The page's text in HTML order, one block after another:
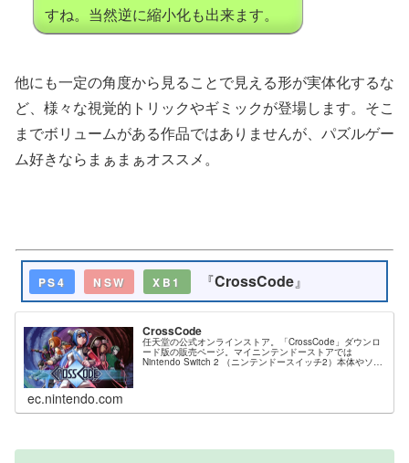
すね。当然逆に縮小化も出来ます。
他にも一定の角度から見ることで見える形が実体化するな
ど、様々な視覚的トリックやギミックが登場します。そこ
までボリュームがある作品ではありませんが、パズルゲー
ム好きならまぁまぁオススメ。
PS4 NSW XB1 『CrossCode』
CrossCode
任天堂の公式オンラインストア。「CrossCode」ダウンロ
ード版の販売ページ。マイニンテンドーストアでは
Nintendo Switch 2 （ニンテンドースイッチ2）本体やソフ
ト、オリジナルグッズ、公式ストア限定商品などを販売
ec.nintendo.com